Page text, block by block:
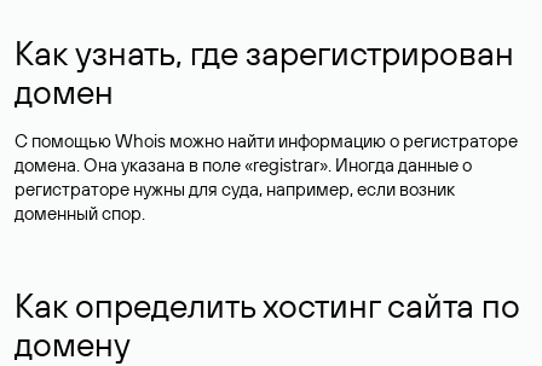
Как узнать, где зарегистрирован
домен
С помощью Whois можно найти информацию о регистраторе
домена. Она указана в поле «registrar». Иногда данные о
регистраторе нужны для суда, например, если возник
доменный спор.
Как определить хостинг сайта по
домену